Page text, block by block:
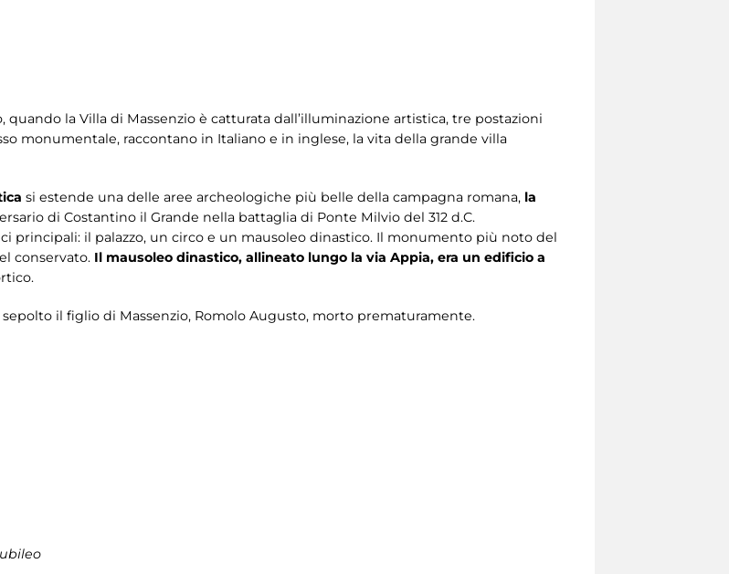
la Villa di Massenzio è catturata dall’illuminazione artistica, tre postazioni
monumentale, raccontano in Italiano e in inglese, la vita della grande villa
si estende una delle aree archeologiche più belle della campagna romana, la
di Costantino il Grande nella battaglia di Ponte Milvio del 312 d.C.
principali: il palazzo, un circo e un mausoleo dinastico. Il monumento più noto del
conservato. Il mausoleo dinastico, allineato lungo la via Appia, era un edificio a
il figlio di Massenzio, Romolo Augusto, morto prematuramente.